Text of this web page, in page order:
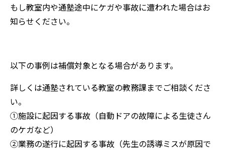
もし教室内や通塾途中にケガや事故に遭われた場合はお
知らせください。
以下の事例は補償対象となる場合があります。
詳しくは通塾されている教室の教務課までご相談くださ
い。
①施設に起因する事故（自動ドアの故障による生徒さん
のケガなど）
②業務の遂行に起因する事故（先生の誘導ミスが原因で